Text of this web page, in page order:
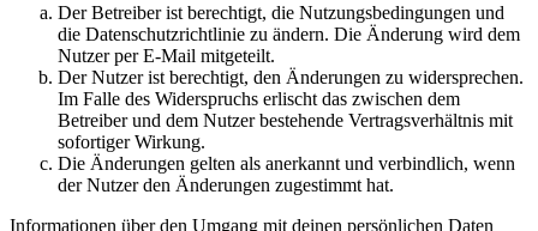
Der Betreiber ist berechtigt, die Nutzungsbedingungen und
die Datenschutzrichtlinie zu ändern. Die Änderung wird dem
Nutzer per E-Mail mitgeteilt.
Der Nutzer ist berechtigt, den Änderungen zu widersprechen.
Im Falle des Widerspruchs erlischt das zwischen dem
Betreiber und dem Nutzer bestehende Vertragsverhältnis mit
sofortiger Wirkung.
Die Änderungen gelten als anerkannt und verbindlich, wenn
der Nutzer den Änderungen zugestimmt hat.
Informationen über den Umgang mit deinen persönlichen Daten